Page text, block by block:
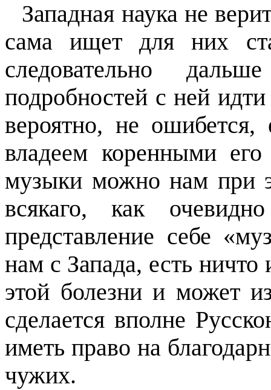
Западная наука не
сама ищет для них
следовательно
подробностей с ней
вероятно, не
владеем коренными
музыки можно нам при
всякаго, как
представление себе
нам с Запада, есть ничто
этой болезни и может
сделается вполнe
иметь право на
чужих.